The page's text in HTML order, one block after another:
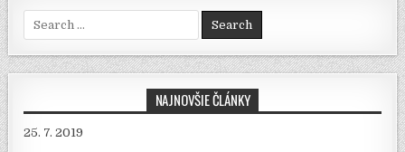
Search for:
NAJNOVŠIE ČLÁNKY
25. 7. 2019